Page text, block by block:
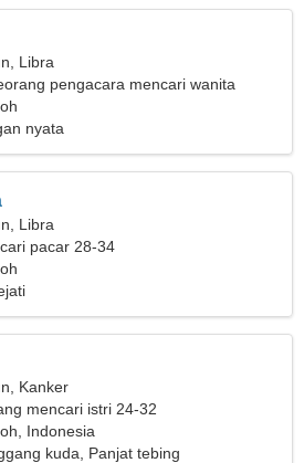
Libra
pengacara mencari wanita
nyata
Libra
pacar 28-34
Kanker
mencari istri 24-32
Indonesia
kuda, Panjat tebing